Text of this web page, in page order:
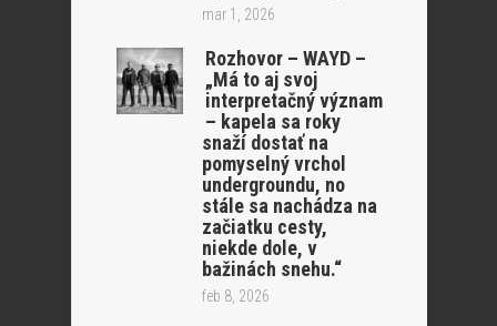
mar 1, 2026
Rozhovor – WAYD –
„Má to aj svoj
interpretačný význam
– kapela sa roky
snaží dostať na
pomyselný vrchol
undergroundu, no
stále sa nachádza na
začiatku cesty,
niekde dole, v
bažinách snehu.“
feb 8, 2026